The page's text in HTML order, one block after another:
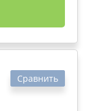
Сравнить